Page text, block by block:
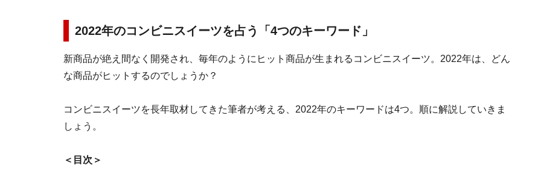
2022年のコンビニスイーツを占う「4つのキーワード」
新商品が絶え間なく開発され、毎年のようにヒット商品が生まれるコンビニスイーツ。2022年は、どん
な商品がヒットするのでしょうか？
コンビニスイーツを長年取材してきた筆者が考える、2022年のキーワードは4つ。順に解説していきま
しょう。
＜目次＞